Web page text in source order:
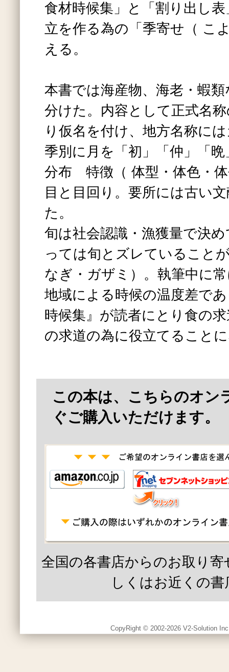
食材時候集」と「割り出し
立を作る為の「季寄せ（ こ
える。
本書では海産物、海老・蝦
分けた。内容として正式名
り仮名を付け、地方名称に
季別に月を「初」「仲」「
分布 特徴（ 体型・体色・
目と目回り。要所には古い
た。
旬は社会認識・漁獲量で決
っては旬とズレていること
なぎ・ガザミ）。執筆中に
地域による時候の温度差で
時候集』が読者にとり食の
の求道の為に役立てること
この本は、こちらのオン
ぐご購入いただけます。
全国の各書店からのお取り
しくはお近くの書
CopyRight © 2002-2026 V2-Solution